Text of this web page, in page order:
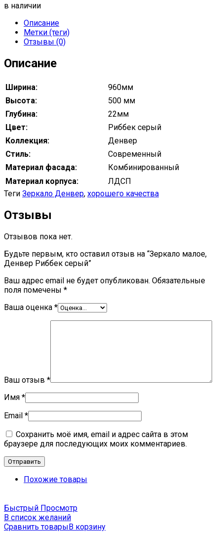
в наличии
Описание
Метки (теги)
Отзывы (0)
Описание
Ширина:
960мм
Высота:
500 мм
Глубина:
22мм
Цвет:
Риббек серый
Коллекция:
Денвер
Стиль:
Современный
Материал фасада:
Комбинированный
Материал корпуса:
ЛДСП
Теги Зеркало Денвер, хорошего качества
Отзывы
Отзывов пока нет.
Будьте первым, кто оставил отзыв на “Зеркало малое,
Денвер Риббек серый”
Ваш адрес email не будет опубликован. Обязательные
поля помечены *
Ваша оценка *
Ваш отзыв *
Имя *
Email *
Сохранить моё имя, email и адрес сайта в этом
браузере для последующих моих комментариев.
Похожие товары
Быстрый Просмотр
В список желаний
Сравнить товарыВ корзину